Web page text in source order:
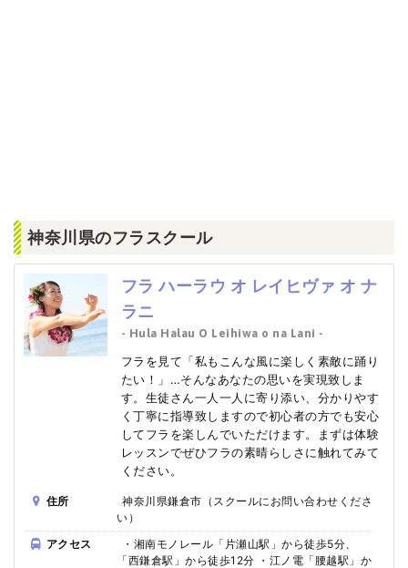
神奈川県のフラスクール
フラ ハーラウ オ レイヒヴァ オ ナ
ラニ
- Hula Halau O Leihiwa o na Lani -
フラを見て「私もこんな風に楽しく素敵に踊り
たい！」…そんなあなたの思いを実現致しま
す。生徒さん一人一人に寄り添い、分かりやす
く丁寧に指導致しますので初心者の方でも安心
してフラを楽しんでいただけます。まずは体験
レッスンでぜひフラの素晴らしさに触れてみて
ください。
住所
神奈川県鎌倉市（スクールにお問い合わせくださ
い）
アクセス
・湘南モノレール「片瀬山駅」から徒歩5分、
「西鎌倉駅」から徒歩12分 ・江ノ電「腰越駅」か